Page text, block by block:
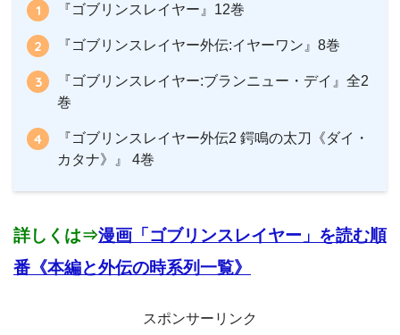
『ゴブリンスレイヤー』12巻
『ゴブリンスレイヤー外伝:イヤーワン』8巻
『ゴブリンスレイヤー:ブランニュー・デイ』全2
巻
『ゴブリンスレイヤー外伝2 鍔鳴の太刀《ダイ・
カタナ》』 4巻
詳しくは⇒漫画「ゴブリンスレイヤー」を読む順
番《本編と外伝の時系列一覧》
スポンサーリンク